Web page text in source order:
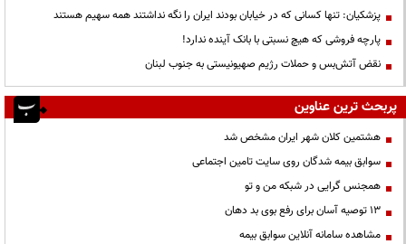
پزشکیان: تنها کسانی که در خیابان بودند ایران را نگه نداشتند همه سهیم هستند
پارچه فروشی که هیچ نسبتی با بانک آینده ندارد!
نقض آتش‌بس و حملات رژیم صهیونیستی به جنوب لبنان
پربحث ترین عناوین
هشتمین کلان شهر ایران مشخص شد
سوابق بیمه شدگان روی سایت تامین اجتماعی
همجنس گرایی در شبکه من و تو
13 توصیه آسان برای رفع بوی بد دهان
مشاهده سامانه آنلاين سوابق بیمه